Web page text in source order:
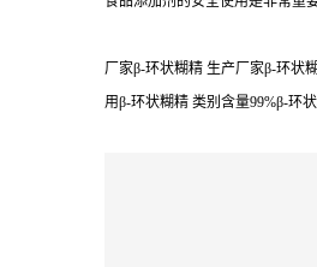
厂家β-环状糊精 生产厂家β-环状
用β-环状糊精 类别含量99%β-环